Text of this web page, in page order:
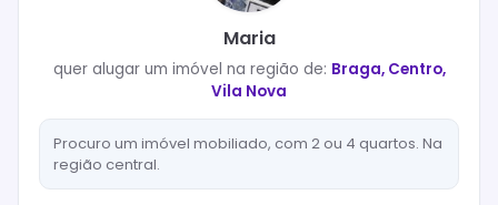
Maria
quer alugarum imóvel na região de: Braga, Centro,
Vila Nova
Procuro um imóvel mobiliado, com 2 ou 4 quartos. Na
região central.